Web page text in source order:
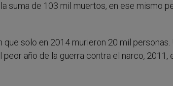
suma de 103 mil muertos, en ese mismo
solo en 2014 murieron 20 mil personas.
año de la guerra contra el narco, 2011,